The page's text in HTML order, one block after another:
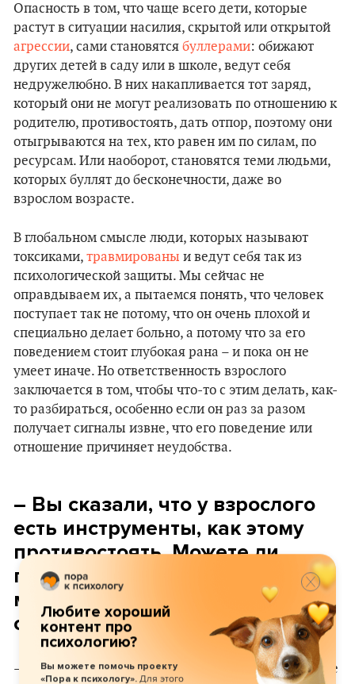
Опасность в том, что чаще всего дети, которые
растут в ситуации насилия, скрытой или открытой
агрессии, сами становятся буллерами: обижают
других детей в саду или в школе, ведут себя
недружелюбно. В них накапливается тот заряд,
который они не могут реализовать по отношению к
родителю, противостоять, дать отпор, поэтому они
отыгрываются на тех, кто равен им по силам, по
ресурсам. Или наоборот, становятся теми людьми,
которых буллят до бесконечности, даже во
взрослом возрасте.
В глобальном смысле люди, которых называют
токсиками, травмированы и ведут себя так из
психологической защиты. Мы сейчас не
оправдываем их, а пытаемся понять, что человек
поступает так не потому, что он очень плохой и
специально делает больно, а потому что за его
поведением стоит глубокая рана – и пока он не
умеет иначе. Но ответственность взрослого
заключается в том, чтобы что-то с этим делать, как-
то разбираться, особенно если он раз за разом
получает сигналы извне, что его поведение или
отношение причиняет неудобства.
– Вы сказали, что у взрослого
есть инструменты, как этому
противостоять. Можете ли
подробнее рассказать, что
можно делать в «токсичных»
отношениях?
– В ситуации, когда вас обесценивают, газлайтят, не
Любите хороший
контент про
психологию?
Вы можете помочь проекту
«Пора к психологу». Для этого